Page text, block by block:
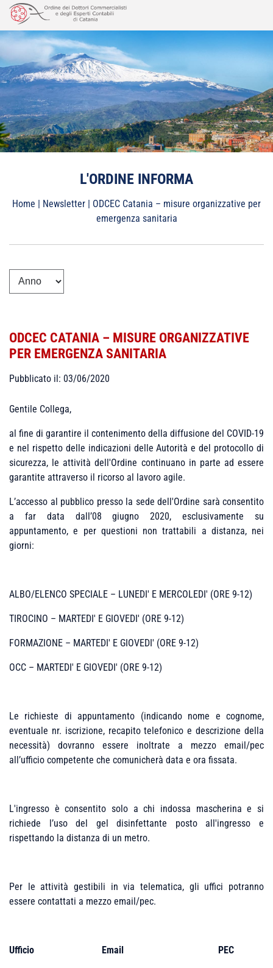
Vai
contenuto
L'ORDINE INFORMA
Home | Newsletter | ODCEC Catania – misure organizzative per
emergenza sanitaria
ODCEC CATANIA – MISURE ORGANIZZATIVE
PER EMERGENZA SANITARIA
Pubblicato il: 03/06/2020
Gentile Collega,
al fine di garantire il contenimento della diffusione del COVID-19
e nel rispetto delle indicazioni delle Autorità e del protocollo di
sicurezza, le attività dell'Ordine continuano in parte ad essere
garantite attraverso il ricorso al lavoro agile.
L’accesso al pubblico presso la sede dell'Ordine sarà consentito
a far data dall’08 giugno 2020, esclusivamente su
appuntamento, e per questioni non trattabili a distanza, nei
giorni:
ALBO/ELENCO SPECIALE – LUNEDI' E MERCOLEDI' (ORE 9-12)
TIROCINO – MARTEDI' E GIOVEDI' (ORE 9-12)
FORMAZIONE – MARTEDI' E GIOVEDI' (ORE 9-12)
OCC – MARTEDI' E GIOVEDI' (ORE 9-12)
Le richieste di appuntamento (indicando nome e cognome,
eventuale nr. iscrizione, recapito telefonico e descrizione della
necessità) dovranno essere inoltrate a mezzo email/pec
all’ufficio competente che comunicherà data e ora fissata.
L'ingresso è consentito solo a chi indossa mascherina e si
richiede l’uso del gel disinfettante posto all'ingresso e
rispettando la distanza di un metro.
Per le attività gestibili in via telematica, gli uffici potranno
essere contattati a mezzo email/pec.
Ufficio Email PEC